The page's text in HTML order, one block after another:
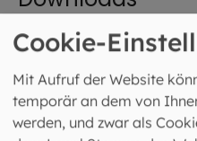
Beilage
Cookie-
Mit Aufruf der Website
temporär an dem von
werden, und zwar als